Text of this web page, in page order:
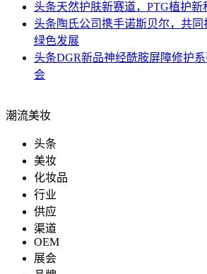
头条天然护肤新赛道，PTG植护新
头条陶氏公司携手诺斯贝尔，共
绿色发展
头条DGR新品神经酰胺屏障修护
会
潮流美妆
头条
美妆
化妆品
行业
供应
渠道
OEM
展会